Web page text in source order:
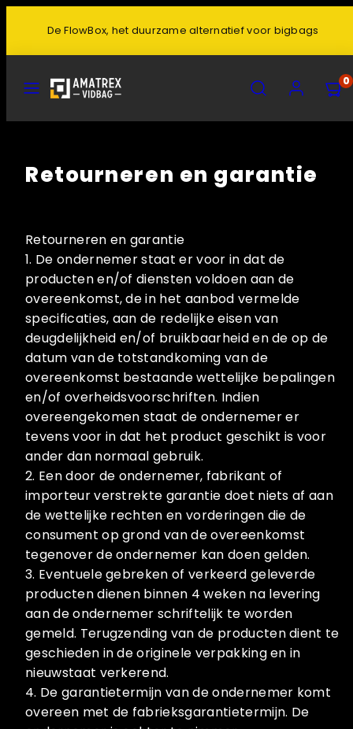
De FlowBox, het duurzame alternatief voor bigbags
MENU ACCOUNT0
Retourneren en garantie
Retourneren en garantie
1. De ondernemer staat er voor in dat de
producten en/of diensten voldoen aan de
overeenkomst, de in het aanbod vermelde
specificaties, aan de redelijke eisen van
deugdelijkheid en/of bruikbaarheid en de op de
datum van de totstandkoming van de
overeenkomst bestaande wettelijke bepalingen
en/of overheidsvoorschriften. Indien
overeengekomen staat de ondernemer er
tevens voor in dat het product geschikt is voor
ander dan normaal gebruik.
2. Een door de ondernemer, fabrikant of
importeur verstrekte garantie doet niets af aan
de wettelijke rechten en vorderingen die de
consument op grond van de overeenkomst
tegenover de ondernemer kan doen gelden.
3. Eventuele gebreken of verkeerd geleverde
producten dienen binnen 4 weken na levering
aan de ondernemer schriftelijk te worden
gemeld. Terugzending van de producten dient te
geschieden in de originele verpakking en in
nieuwstaat verkerend.
4. De garantietermijn van de ondernemer komt
overeen met de fabrieksgarantietermijn. De